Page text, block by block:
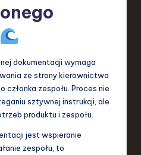
dokumentacji wymaga
ze strony kierownictwa
zespołu. Proces nie
sztywnej instrukcji, ale
produktu i zespołu.
jest wspieranie
zespołu, to